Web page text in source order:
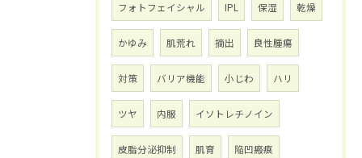
フォトフェイシャル IPL 保湿 乾燥
かゆみ 肌荒れ 摘出 良性腫瘍
対策 バリア機能 小じわ ハリ
ツヤ 内服 イソトレチノイン
皮脂分泌抑制 肌育 陥凹瘢痕